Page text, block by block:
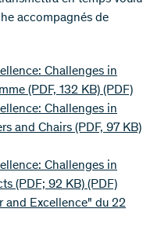
accompagnés de
Challenges in
(PDF, 132 KB) (PDF)
Challenges in
and Chairs (PDF, 97 KB)
Challenges in
(PDF; 92 KB) (PDF)
and Excellence" du 22